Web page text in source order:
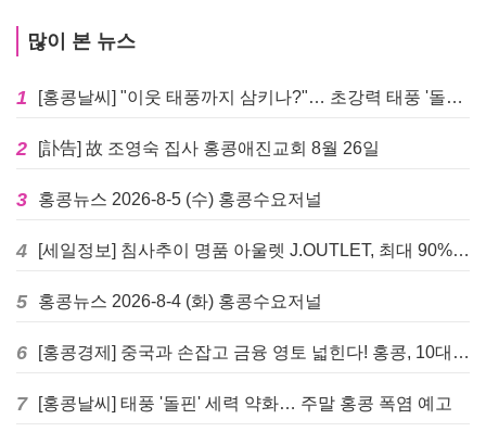
많이 본 뉴스
1 [홍콩날씨] "이웃 태풍까지 삼키나?"… 초강력 태풍 '돌핀' 세력 재확장
2 [訃告] 故 조영숙 집사 홍콩애진교회 8월 26일
3 홍콩뉴스 2026-8-5 (수) 홍콩수요저널
4 [세일정보] 침사추이 명품 아울렛 J.OUTLET, 최대 90% 빅 세일 진행
5 홍콩뉴스 2026-8-4 (화) 홍콩수요저널
6 [홍콩경제] 중국과 손잡고 금융 영토 넓힌다! 홍콩, 10대 신규 정책 발표
7 [홍콩날씨] 태풍 '돌핀' 세력 약화… 주말 홍콩 폭염 예고